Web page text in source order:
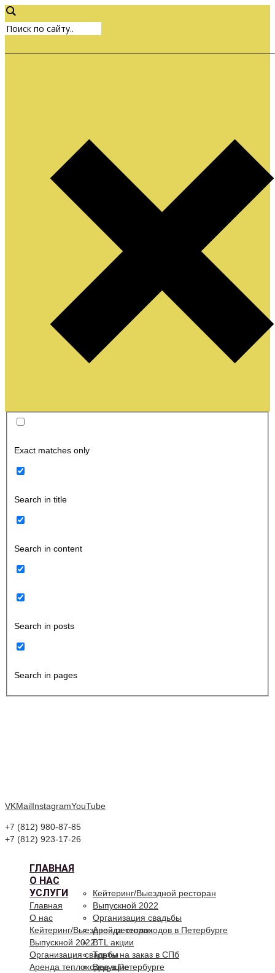
Exact matches only
Search in title
Search in content
Search in posts
Search in pages
VKMailInstagramYouTube
+7 (812) 980-87-85
+7 (812) 923-17-26
ГЛАВНАЯ
О НАС
УСЛУГИ
Кейтеринг/Выездной ресторан
Выпускной 2022
Организация свадьбы
Аренда теплоходов в Петербурге
BTL акции
Торты на заказ в СПб
Ведущие
Главная
О нас
Кейтеринг/Выездной ресторан
Выпускной 2022
Организация свадьбы
Аренда теплоходов в Петербурге